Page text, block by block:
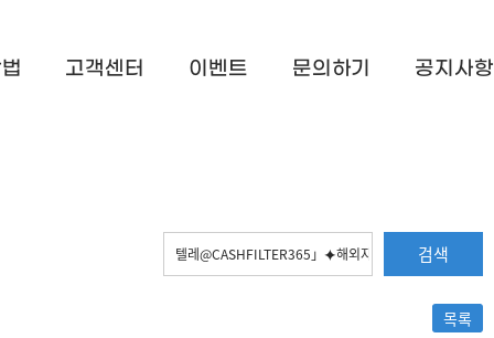
고객센터 이벤트 문의하기 공지사항
검색
목록